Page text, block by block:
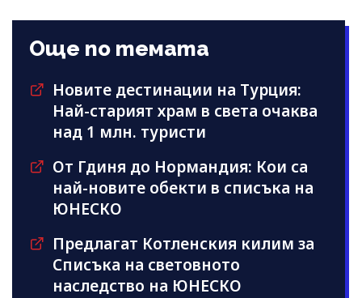
Още по темата
Новите дестинации на Турция:
Най-старият храм в света очаква
над 1 млн. туристи
От Гдиня до Нормандия: Кои са
най-новите обекти в списъка на
ЮНЕСКО
Предлагат Котленския килим за
Списъка на световното
наследство на ЮНЕСКО